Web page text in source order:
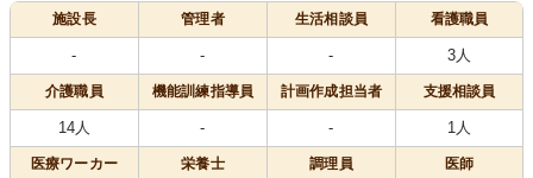
施設長 管理者 生活相談員 看護職員
- - - 3人
介護職員 機能訓練指導員 計画作成担当者 支援相談員
14人 - - 1人
医療ワーカー 栄養士 調理員 医師